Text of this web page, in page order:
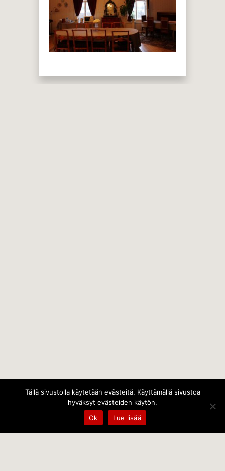
Tällä sivustolla käytetään evästeitä. Käyttämällä sivustoa
hyväksyt evästeiden käytön.
Ok
Lue lisää